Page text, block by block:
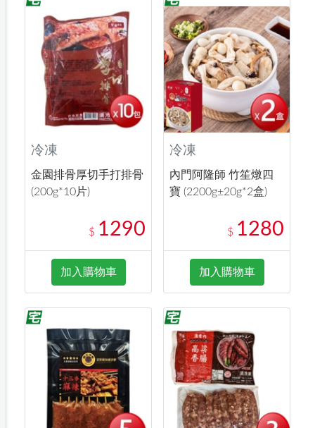
冷凍
金園排骨厚切手打排骨
(200g*10片)
$ 1290
加入購物車
冷凍
內門阿隆師 竹笙燉四
寶 (2200g±20g*2盒)
$ 1280
加入購物車